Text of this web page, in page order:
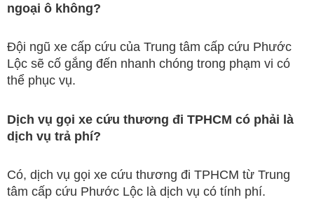
ngoại ô không?
Đội ngũ xe cấp cứu của Trung tâm cấp cứu Phước
Lộc sẽ cố gắng đến nhanh chóng trong phạm vi có
thể phục vụ.
Dịch vụ gọi xe cứu thương đi TPHCM có phải là
dịch vụ trả phí?
Có, dịch vụ gọi xe cứu thương đi TPHCM từ Trung
tâm cấp cứu Phước Lộc là dịch vụ có tính phí.